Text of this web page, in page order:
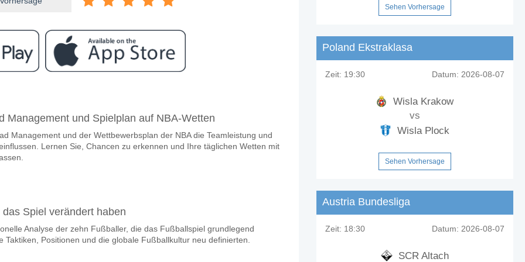
Hunedoara v FC Voluntari 06 May 2026 16:30.
zwischen dem zu gewinnen ist Corvinul Hunedoara v FC Voluntari?
den Spiel, mit einer Wahrscheinlichkeit von 49%
Spiel punkten Corvinul Hunedoara v FC Voluntari?
mit einem Prozentsatz von 61%.
Corvinul Hunedoara v FC Voluntari?
Sie das Korrektes Ergebnis von versuchen 2-0 das hat einen prozentualen Anteil von 20%.
Management und Spielplan auf NBA-Wetten
Management und der Wettbewerbsplan der NBA die Teamleistung und
Lernen Sie, Chancen zu erkennen und Ihre täglichen Wetten mit
Spiel verändert haben
Analyse der zehn Fußballer, die das Fußballspiel grundlegend
Taktiken, Positionen und die globale Fußballkultur neu definierten.
Sehen Vorhersage
Poland Ekstraklasa
Zeit: 19:30 Datum: 2026-08-07
Wisla Krakow
vs
Wisla Plock
Sehen Vorhersage
Austria Bundesliga
Zeit: 18:30 Datum: 2026-08-07
SCR Altach